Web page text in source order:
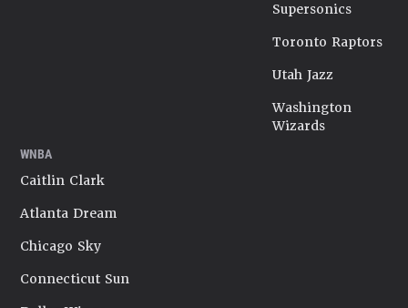
Supersonics
Toronto Raptors
Utah Jazz
Washington
Wizards
WNBA
Caitlin Clark
Atlanta Dream
Chicago Sky
Connecticut Sun